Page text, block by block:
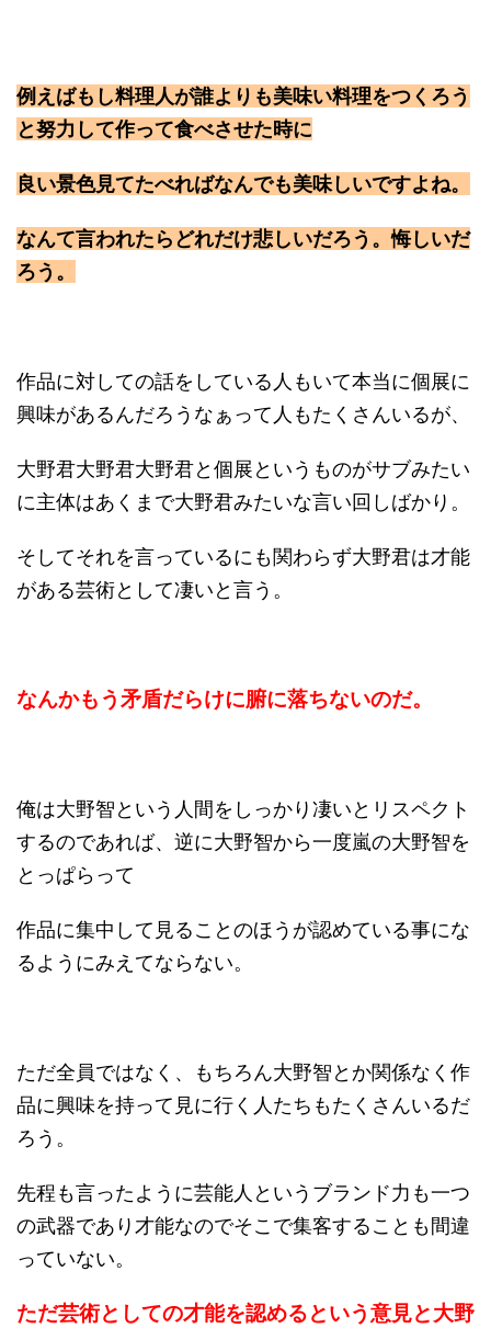
例えばもし料理人が誰よりも美味い料理をつくろう
と努力して作って食べさせた時に
良い景色見てたべればなんでも美味しいですよね。
なんて言われたらどれだけ悲しいだろう。悔しいだ
ろう。
作品に対しての話をしている人もいて本当に個展に
興味があるんだろうなぁって人もたくさんいるが、
大野君大野君大野君と個展というものがサブみたい
に主体はあくまで大野君みたいな言い回しばかり。
そしてそれを言っているにも関わらず大野君は才能
がある芸術として凄いと言う。
なんかもう矛盾だらけに腑に落ちないのだ。
俺は大野智という人間をしっかり凄いとリスペクト
するのであれば、逆に大野智から一度嵐の大野智を
とっぱらって
作品に集中して見ることのほうが認めている事にな
るようにみえてならない。
ただ全員ではなく、もちろん大野智とか関係なく作
品に興味を持って見に行く人たちもたくさんいるだ
ろう。
先程も言ったように芸能人というブランド力も一つ
の武器であり才能なのでそこで集客することも間違
っていない。
ただ芸術としての才能を認めるという意見と大野